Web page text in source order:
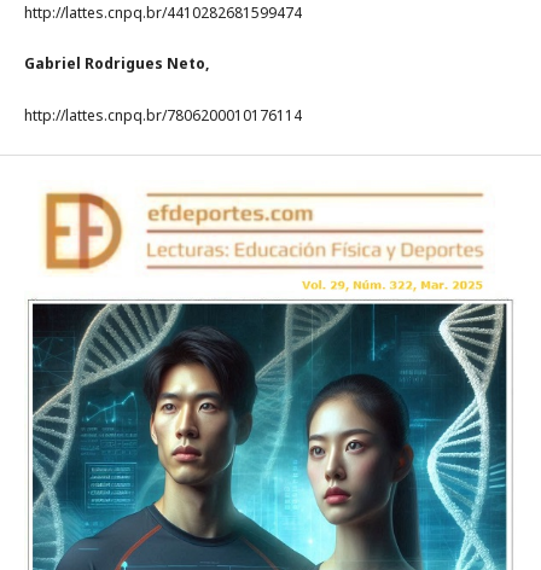
http://lattes.cnpq.br/4410282681599474
Gabriel Rodrigues Neto,
http://lattes.cnpq.br/7806200010176114